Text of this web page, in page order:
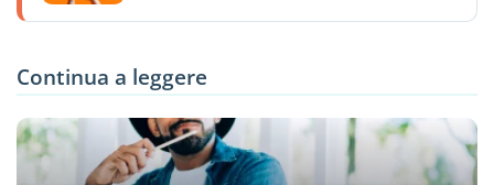
Continua a leggere